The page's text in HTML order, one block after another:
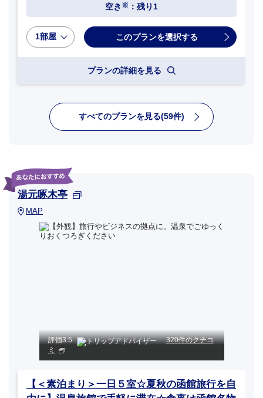
空き ※ ：残り1
1部屋
プランの詳細を見る
すべてのプランを見る(59件)
湯元啄木亭
MAP
評価3.5
320件のクチコ
ミ
【＜素泊まり＞一日５室☆夏秋の函館旅行を自